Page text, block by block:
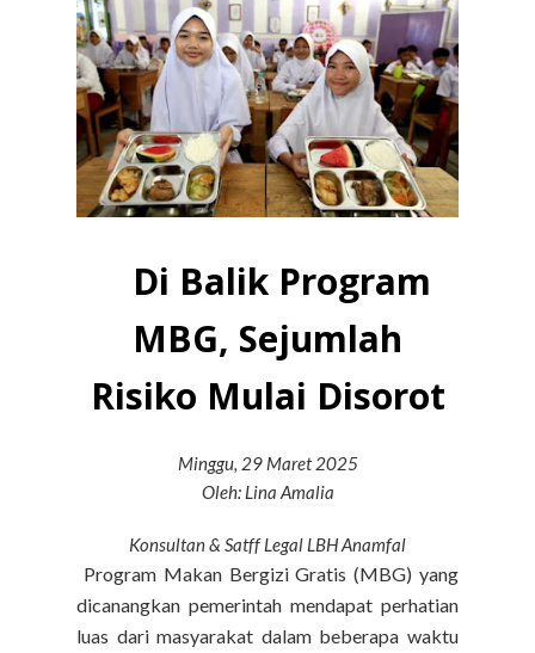
Di Balik Program
MBG, Sejumlah
Risiko Mulai Disorot
Minggu, 29 Maret 2025
Oleh: Lina Amalia
Konsultan & Satff Legal LBH Anamfal
Program Makan Bergizi Gratis (MBG) yang
dicanangkan pemerintah mendapat perhatian
luas dari masyarakat dalam beberapa waktu